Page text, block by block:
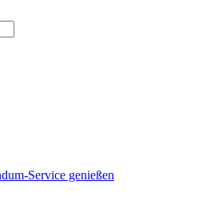
Service genießen